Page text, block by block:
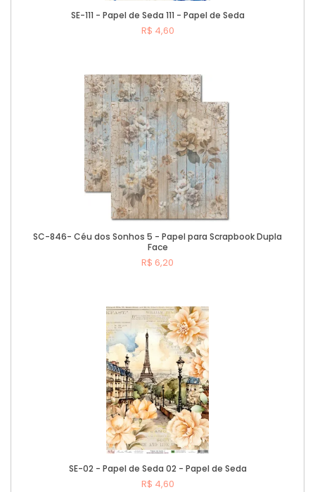
SE-111 - Papel de Seda 111 - Papel de Seda
R$ 4,60
SC-846- Céu dos Sonhos 5 - Papel para Scrapbook Dupla
Face
R$ 6,20
SE-02 - Papel de Seda 02 - Papel de Seda
R$ 4,60